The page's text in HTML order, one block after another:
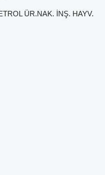
ÜR.NAK. İNŞ. HAYV.